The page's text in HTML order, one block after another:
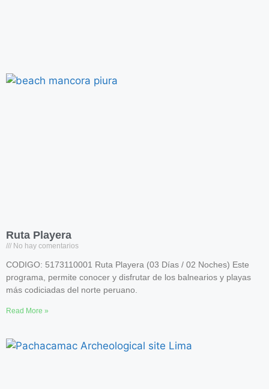
Ruta Playera
No hay comentarios
CODIGO: 5173110001 Ruta Playera (03 Días / 02 Noches) Este
programa, permite conocer y disfrutar de los balnearios y playas
más codiciadas del norte peruano.
Read More »